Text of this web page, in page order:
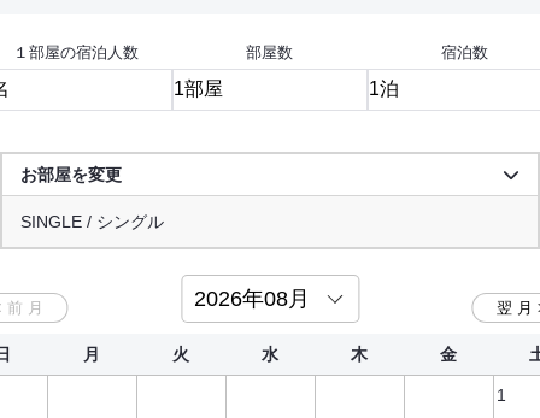
正面玄関がオートロックとなっております。
チェックイン時にお渡しする鍵に付属している、灰色のタグで解錠して
ください。
お出かけの際は必ず鍵の携帯をお願いいたします。
③お支払いについて
ご宿泊料金はチェックインの際、現地にてご精算となります（事前決済
１部屋の宿泊人数 部屋数 宿泊数
お部屋を変更
SINGLE / シングル
月 火 水 木 金
1